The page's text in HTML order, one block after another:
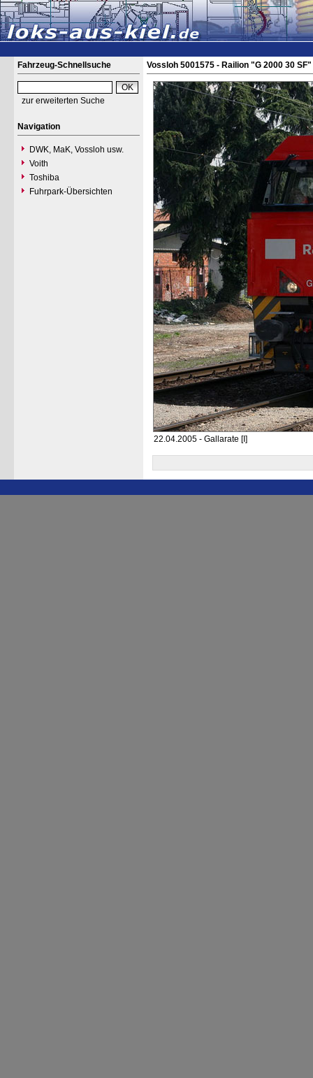
Fahrzeug-Schnellsuche
zur erweiterten Suche
Navigation
DWK, MaK, Vossloh usw.
Voith
Toshiba
Fuhrpark-Übersichten
Vossloh 5001575 - Railion "G 2000 30 SF"
22.04.2005 - Gallarate [I]